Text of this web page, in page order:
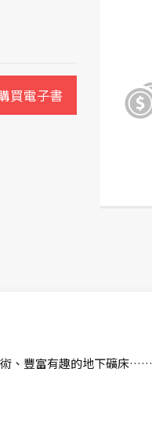
買電子書
術、豐富有趣的地下礦床……